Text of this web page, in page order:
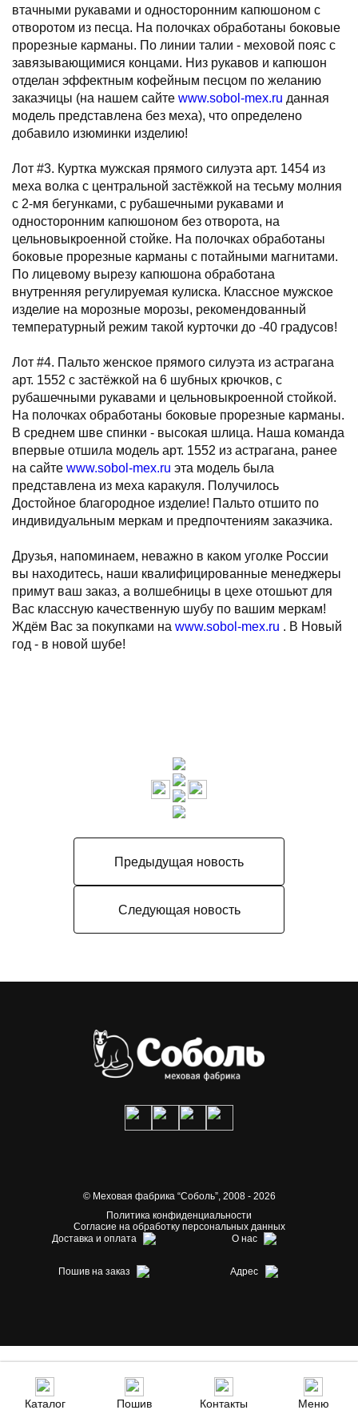
втачными рукавами и односторонним капюшоном с
отворотом из песца. На полочках обработаны боковые
прорезные карманы. По линии талии - меховой пояс с
завязывающимися концами. Низ рукавов и капюшон
отделан эффектным кофейным песцом по желанию
заказчицы (на нашем сайте www.sobol-mex.ru данная
модель представлена без меха), что определено
добавило изюминки изделию!
Лот #3. Куртка мужская прямого силуэта арт. 1454 из
меха волка с центральной застёжкой на тесьму молния
с 2-мя бегунками, с рубашечными рукавами и
односторонним капюшоном без отворота, на
цельновыкроенной стойке. На полочках обработаны
боковые прорезные карманы с потайными магнитами.
По лицевому вырезу капюшона обработана
внутренняя регулируемая кулиска. Классное мужское
изделие на морозные морозы, рекомендованный
температурный режим такой курточки до -40 градусов!
Лот #4. Пальто женское прямого силуэта из астрагана
арт. 1552 с застёжкой на 6 шубных крючков, с
рубашечными рукавами и цельновыкроенной стойкой.
На полочках обработаны боковые прорезные карманы.
В среднем шве спинки - высокая шлица. Наша команда
впервые отшила модель арт. 1552 из астрагана, ранее
на сайте www.sobol-mex.ru эта модель была
представлена из меха каракуля. Получилось
Достойное благородное изделие! Пальто отшито по
индивидуальным меркам и предпочтениям заказчика.
Друзья, напоминаем, неважно в каком уголке России
вы находитесь, наши квалифицированные менеджеры
примут ваш заказ, а волшебницы в цехе отошьют для
Вас классную качественную шубу по вашим меркам!
Ждём Вас за покупками на www.sobol-mex.ru . В Новый
год - в новой шубе!
Предыдущая новость
Следующая новость
© Меховая фабрика “Соболь”,2008 - 2026
Политика конфиденциальности
Согласие на обработку персональных данных
Доставка и оплата
О нас
Пошив на заказ Адрес
Каталог Пошив Контакты Меню